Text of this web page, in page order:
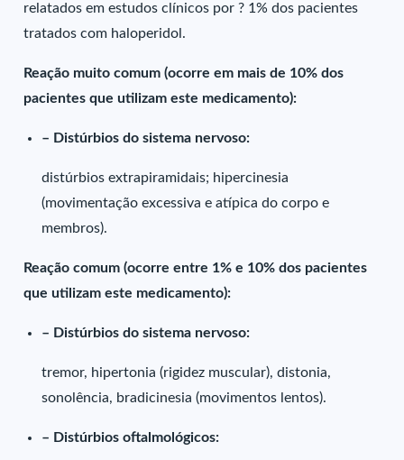
relatados em estudos clínicos por ? 1% dos pacientes
tratados com haloperidol.
Reação muito comum (ocorre em mais de 10% dos
pacientes que utilizam este medicamento):
– Distúrbios do sistema nervoso:
distúrbios extrapiramidais; hipercinesia
(movimentação excessiva e atípica do corpo e
membros).
Reação comum (ocorre entre 1% e 10% dos pacientes
que utilizam este medicamento):
– Distúrbios do sistema nervoso:
tremor, hipertonia (rigidez muscular), distonia,
sonolência, bradicinesia (movimentos lentos).
– Distúrbios oftalmológicos: